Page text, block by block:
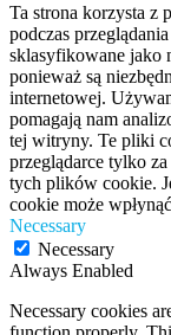
Ta strona korzysta z
podczas
sklasyfikowane jako
ponieważ są
internetowej.
pomagają nam
tej witryny. Te pliki
przeglądarce tylko
tych plików cookie.
cookie może
Necessary
Necessary
Always Enabled
Necessary cookies